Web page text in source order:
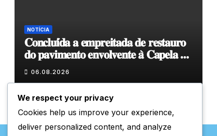
NOTÍCIA
𝐂𝐨𝐧𝐜𝐥𝐮𝐢́𝐝𝐚 𝐚 𝐞𝐦𝐩𝐫𝐞𝐢𝐭𝐚𝐝𝐚 𝐝𝐞 𝐫𝐞𝐬𝐭𝐚𝐮𝐫𝐨
𝐝𝐨 𝐩𝐚𝐯𝐢𝐦𝐞𝐧𝐭𝐨 𝐞𝐧𝐯𝐨𝐥𝐯𝐞𝐧𝐭𝐞 𝐚̀ 𝐂𝐚𝐩𝐞𝐥𝐚 𝐝𝐞
𝐂𝐨𝐯𝐚𝐬
06.08.2026
We respect your privacy
Cookies help us improve your experience,
deliver personalized content, and analyze